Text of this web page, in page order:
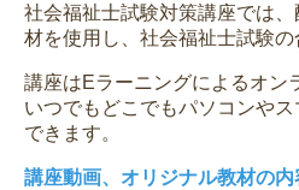
社会福祉士試験対策講座では
材を使用し、社会福祉士試験の
講座はEラーニングによるオン
いつでもどこでもパソコンや
できます。
講座動画、オリジナル教材の